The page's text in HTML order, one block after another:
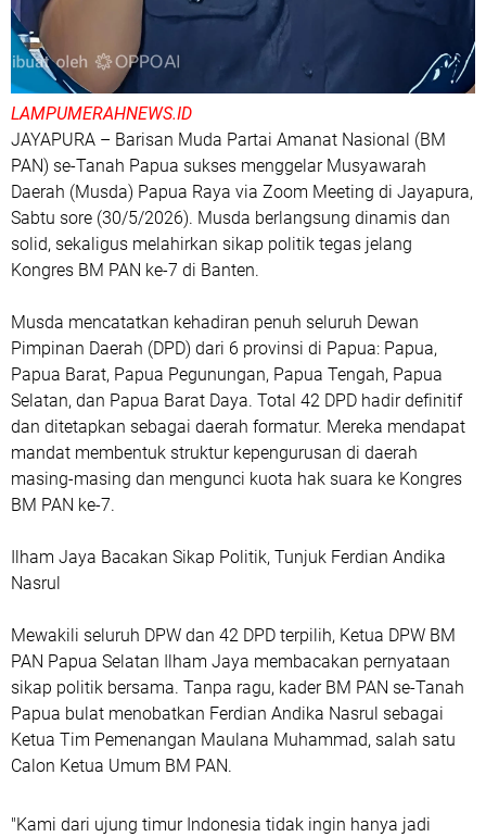
LAMPUMERAHNEWS.ID
JAYAPURA – Barisan Muda Partai Amanat Nasional (BM
PAN) se-Tanah Papua sukses menggelar Musyawarah
Daerah (Musda) Papua Raya via Zoom Meeting di Jayapura,
Sabtu sore (30/5/2026). Musda berlangsung dinamis dan
solid, sekaligus melahirkan sikap politik tegas jelang
Kongres BM PAN ke-7 di Banten.
Musda mencatatkan kehadiran penuh seluruh Dewan
Pimpinan Daerah (DPD) dari 6 provinsi di Papua: Papua,
Papua Barat, Papua Pegunungan, Papua Tengah, Papua
Selatan, dan Papua Barat Daya. Total 42 DPD hadir definitif
dan ditetapkan sebagai daerah formatur. Mereka mendapat
mandat membentuk struktur kepengurusan di daerah
masing-masing dan mengunci kuota hak suara ke Kongres
BM PAN ke-7.
Ilham Jaya Bacakan Sikap Politik, Tunjuk Ferdian Andika
Nasrul
Mewakili seluruh DPW dan 42 DPD terpilih, Ketua DPW BM
PAN Papua Selatan Ilham Jaya membacakan pernyataan
sikap politik bersama. Tanpa ragu, kader BM PAN se-Tanah
Papua bulat menobatkan Ferdian Andika Nasrul sebagai
Ketua Tim Pemenangan Maulana Muhammad, salah satu
Calon Ketua Umum BM PAN.
"Kami dari ujung timur Indonesia tidak ingin hanya jadi